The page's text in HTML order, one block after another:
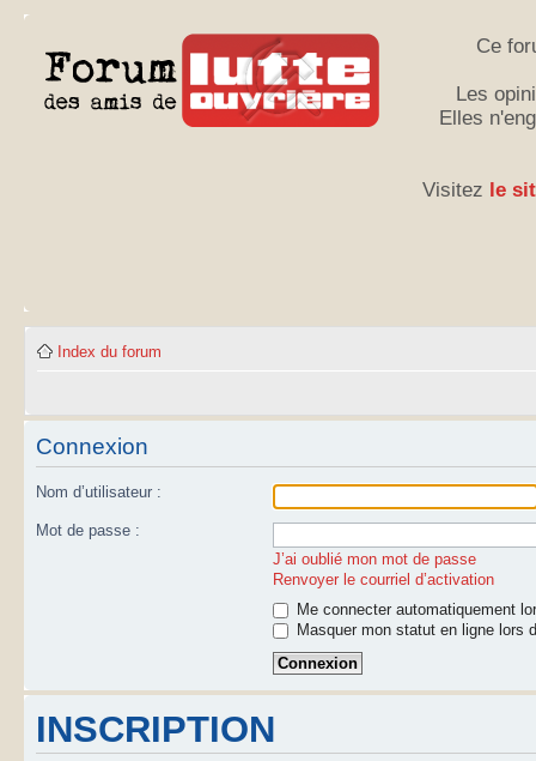
Ce
Les
Elles
Visitez le
Index du forum
Connexion
Nom d’utilisateur :
Mot de passe :
J’ai oublié mon mot de passe
Renvoyer le courriel d’activation
Me connecter automatiquement
Masquer mon statut en ligne lors
INSCRIPTION